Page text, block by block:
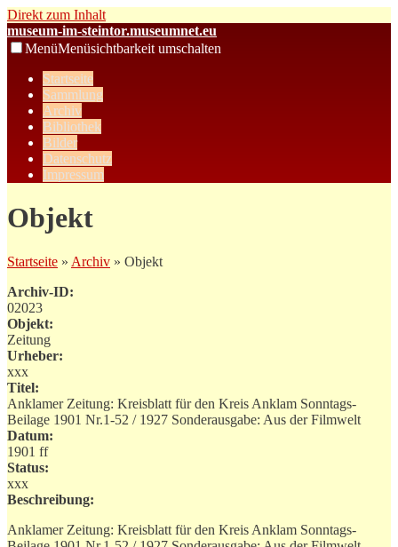
Direkt zum Inhalt
museum-im-steintor.museumnet.eu
MenüMenüsichtbarkeit umschalten
Startseite
Sammlung
Archiv
Bibliothek
Bilder
Datenschutz
Impressum
Objekt
Startseite » Archiv » Objekt
Archiv-ID:
02023
Objekt:
Zeitung
Urheber:
xxx
Titel:
Anklamer Zeitung: Kreisblatt für den Kreis Anklam Sonntags-
Beilage 1901 Nr.1-52 / 1927 Sonderausgabe: Aus der Filmwelt
Datum:
1901 ff
Status:
xxx
Beschreibung:
Anklamer Zeitung: Kreisblatt für den Kreis Anklam Sonntags-